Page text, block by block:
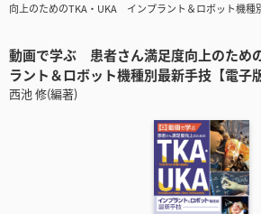
向上のためのTKA・UKA インプラント＆ロボット機種
動画で学ぶ 患者さん満足度向上のた
ラント＆ロボット機種別最新手技【電子版
西池 修(編著)